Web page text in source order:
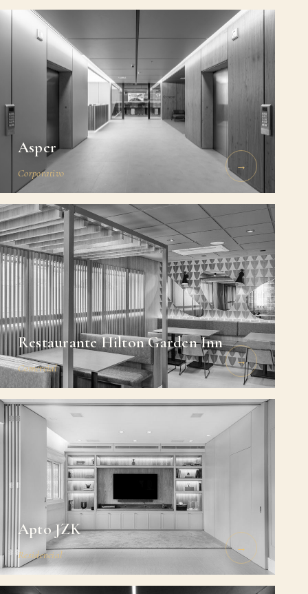
Asper
Corporativo →
Restaurante Hilton Garden Inn
Comercial →
Apto JZK
Residencial →